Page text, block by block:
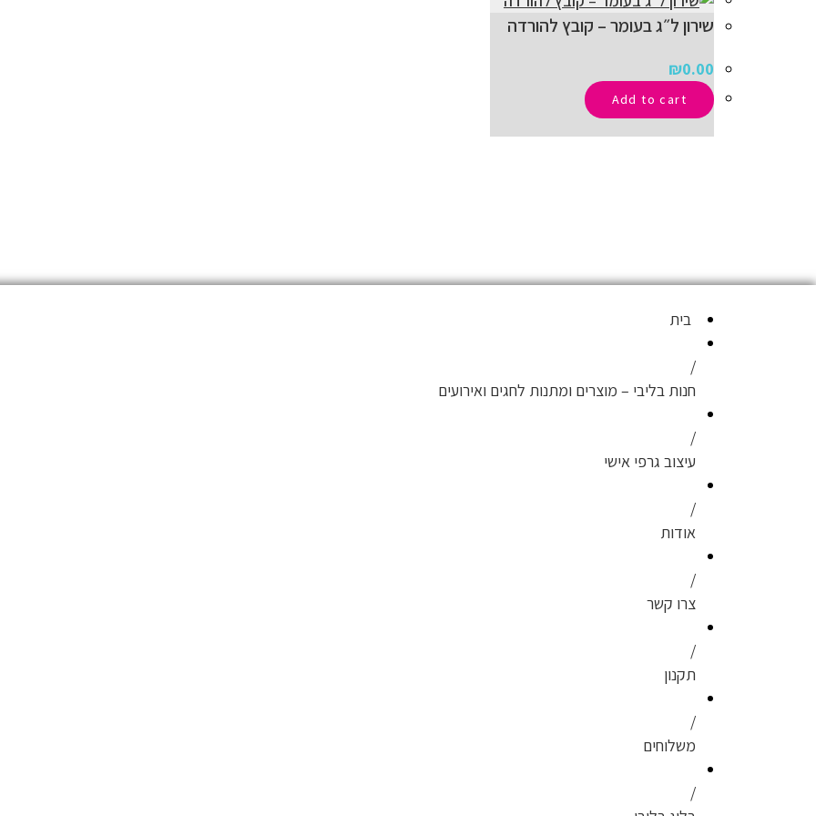
שירון ל״ג בעומר – קובץ להורדה
₪0.00
Add to cart
בית
חנות בליבי – מוצרים ומתנות לחגים ואירועים
עיצוב גרפי אישי
אודות
צרו קשר
תקנון
משלוחים